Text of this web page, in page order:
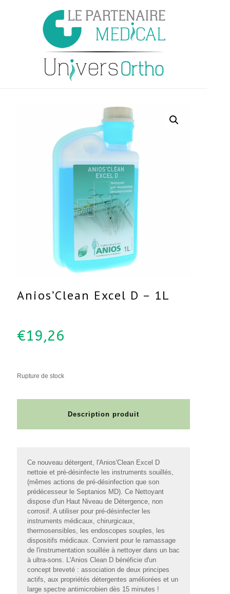
Anios’Clean Excel D – 1L
€19,26
Rupture de stock
Description produit
Ce nouveau détergent, l'Anios'Clean Excel D
nettoie et pré-désinfecte les instruments souillés,
(mêmes actions de pré-désinfection que son
prédécesseur le Septanios MD). Ce Nettoyant
dispose d'un Haut Niveau de Détergence, non
corrosif. A utiliser pour pré-désinfecter les
instruments médicaux, chirurgicaux,
thermosensibles, les endoscopes souples, les
dispositifs médicaux. Convient pour le ramassage
de l'instrumentation souillée à nettoyer dans un bac
à ultra-sons. L'Anios Clean D bénéficie d'un
concept breveté : association de deux principes
actifs, aux propriétés détergentes améliorées et un
large spectre antimicrobien dès 15 minutes !